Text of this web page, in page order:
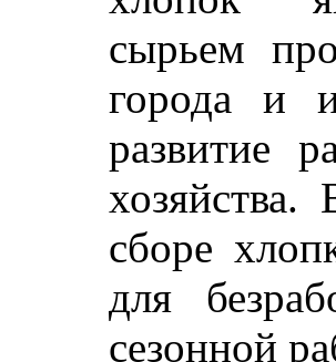
сырьем
города и
развитие
сборе
для
сезонной